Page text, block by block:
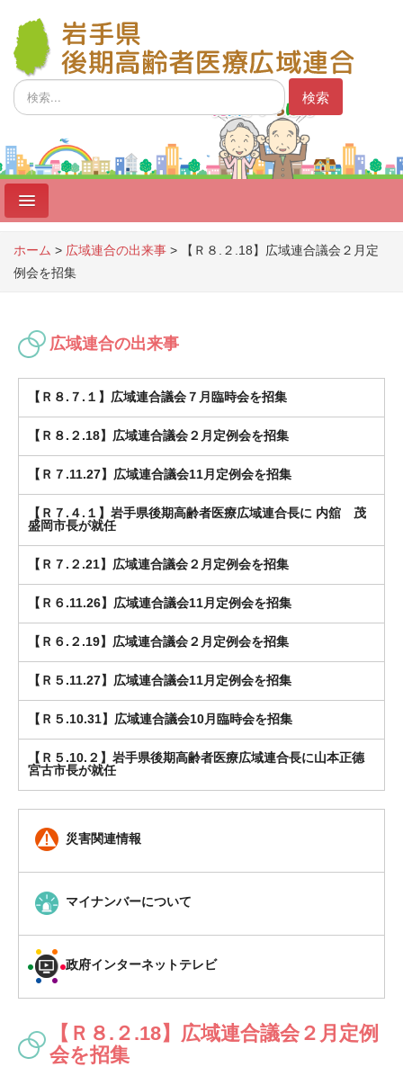
検
索...
検索
広域連合議会
事業者向け
ホーム > 広域連合の出来事 >
【Ｒ８.２.18】広域連合議会２月定
例会を招集
広域連合の出来事
【Ｒ８.７.１】広域連合議会７月臨時会を招集
【Ｒ８.２.18】広域連合議会２月定例会を招集
【Ｒ７.11.27】広域連合議会11月定例会を招集
【Ｒ７.４.１】岩手県後期高齢者医療広域連合長に 内舘 茂
盛岡市長が就任
【Ｒ７.２.21】広域連合議会２月定例会を招集
【Ｒ６.11.26】広域連合議会11月定例会を招集
【Ｒ６.２.19】広域連合議会２月定例会を招集
【Ｒ５.11.27】広域連合議会11月定例会を招集
【Ｒ５.10.31】広域連合議会10月臨時会を招集
【Ｒ５.10.２】岩手県後期高齢者医療広域連合長に山本正德
宮古市長が就任
災害関連情報
マイナンバーについて
政府インターネットテレビ
【Ｒ８.２.18】広域連合議会２月定例
会を招集